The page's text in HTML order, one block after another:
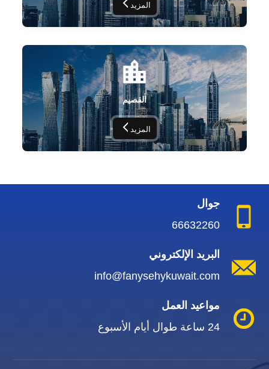
المزيد
القصيم
المزيد
جوال
66632260
البريد الإلكتروني
info@fanysehykuwait.com
مواعيد العمل
24 ساعة طوال أيام الأسبوع